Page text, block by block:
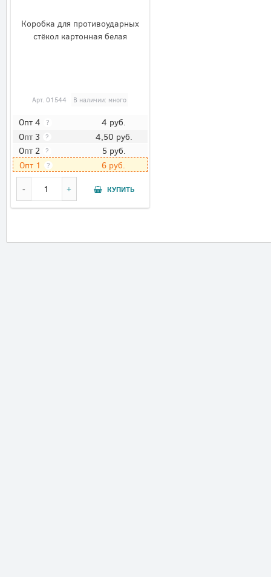
Коробка для противоударных
стёкол картонная белая
Арт. 01544 В наличии: много
Опт 4 ? 4 руб.
Опт 3 ? 4,50 руб.
Опт 2 ? 5 руб.
Опт 1 ? 6 руб.
КУПИТЬ